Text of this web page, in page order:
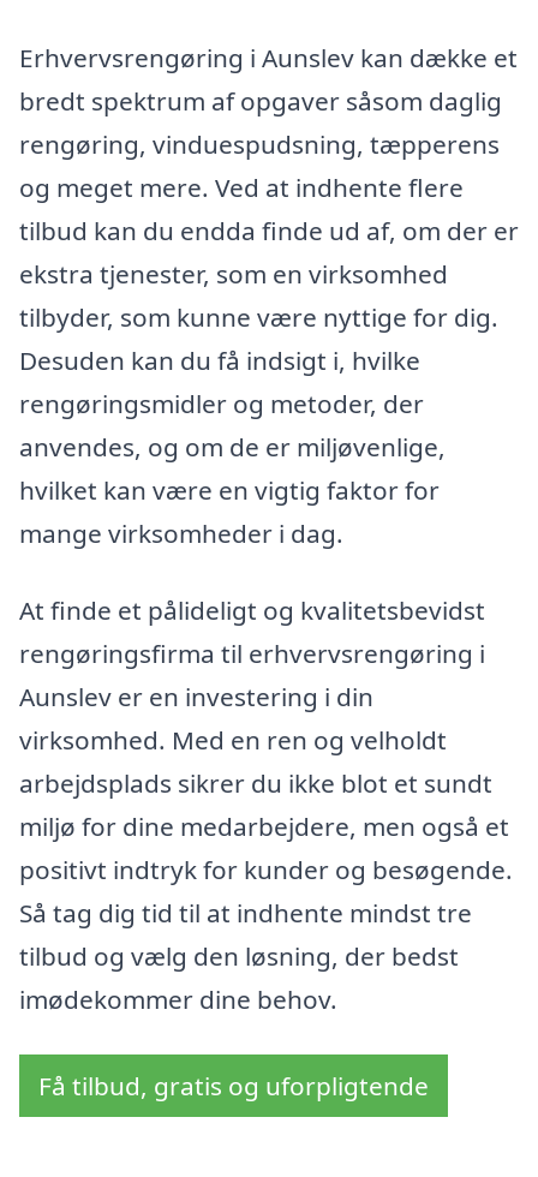
Erhvervsrengøring i Aunslev kan dække et
bredt spektrum af opgaver såsom daglig
rengøring, vinduespudsning, tæpperens
og meget mere. Ved at indhente flere
tilbud kan du endda finde ud af, om der er
ekstra tjenester, som en virksomhed
tilbyder, som kunne være nyttige for dig.
Desuden kan du få indsigt i, hvilke
rengøringsmidler og metoder, der
anvendes, og om de er miljøvenlige,
hvilket kan være en vigtig faktor for
mange virksomheder i dag.
At finde et pålideligt og kvalitetsbevidst
rengøringsfirma til erhvervsrengøring i
Aunslev er en investering i din
virksomhed. Med en ren og velholdt
arbejdsplads sikrer du ikke blot et sundt
miljø for dine medarbejdere, men også et
positivt indtryk for kunder og besøgende.
Så tag dig tid til at indhente mindst tre
tilbud og vælg den løsning, der bedst
imødekommer dine behov.
Få tilbud, gratis og uforpligtende